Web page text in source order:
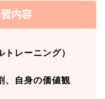
内容
レーニング）
、自身の価値観